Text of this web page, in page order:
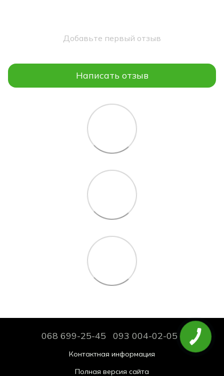
Добавьте первый отзыв
Написать отзыв
068 699-25-45 093 004-02-05
Контактная информация
Полная версия сайта